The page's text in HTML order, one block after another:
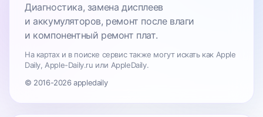
Диагностика, замена дисплеев
и аккумуляторов, ремонт после влаги
и компонентный ремонт плат.
На картах и в поиске сервис также могут искать как Apple
Daily, Apple-Daily.ru или AppleDaily.
© 2016-2026 appledaily